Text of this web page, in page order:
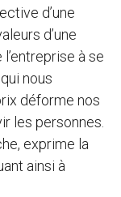
d’une
d’une
à se
nous
déforme nos
les personnes.
exprime la
ainsi à